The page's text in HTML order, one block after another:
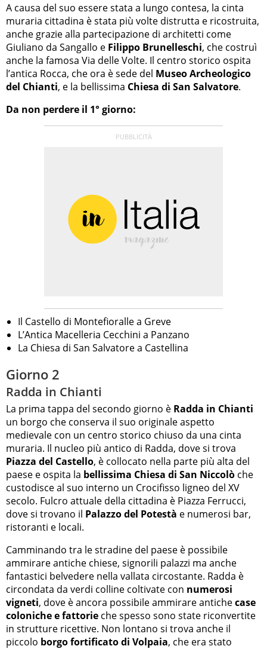
A causa del suo essere stata a lungo contesa, la cinta
muraria cittadina è stata più volte distrutta e ricostruita,
anche grazie alla partecipazione di architetti come
Giuliano da Sangallo e Filippo Brunelleschi, che costruì
anche la famosa Via delle Volte. Il centro storico ospita
l’antica Rocca, che ora è sede del Museo Archeologico
del Chianti, e la bellissima Chiesa di San Salvatore.
Da non perdere il 1° giorno:
Il Castello di Montefioralle a Greve
L’Antica Macelleria Cecchini a Panzano
La Chiesa di San Salvatore a Castellina
Giorno 2
Radda in Chianti
La prima tappa del secondo giorno è Radda in Chianti
un borgo che conserva il suo originale aspetto
medievale con un centro storico chiuso da una cinta
muraria. Il nucleo più antico di Radda, dove si trova
Piazza del Castello, è collocato nella parte più alta del
paese e ospita la bellissima Chiesa di San Niccolò che
custodisce al suo interno un Crocifisso ligneo del XV
secolo. Fulcro attuale della cittadina è Piazza Ferrucci,
dove si trovano il Palazzo del Potestà e numerosi bar,
ristoranti e locali.
Camminando tra le stradine del paese è possibile
ammirare antiche chiese, signorili palazzi ma anche
fantastici belvedere nella vallata circostante. Radda è
circondata da verdi colline coltivate con numerosi
vigneti, dove è ancora possibile ammirare antichecase
coloniche e fattorie che spesso sono state riconvertite
in strutture ricettive. Non lontano si trova anche il
piccolo borgo fortificato di Volpaia, che era stato